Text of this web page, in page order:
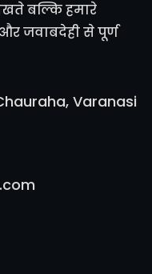
बल्कि हमारे
जवाबदेही से पूर्ण
Varanasi